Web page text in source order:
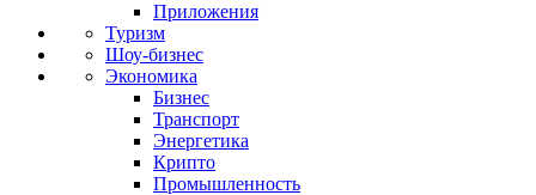
Приложения
Туризм
Шоу-бизнес
Экономика
Бизнес
Транспорт
Энергетика
Крипто
Промышленность